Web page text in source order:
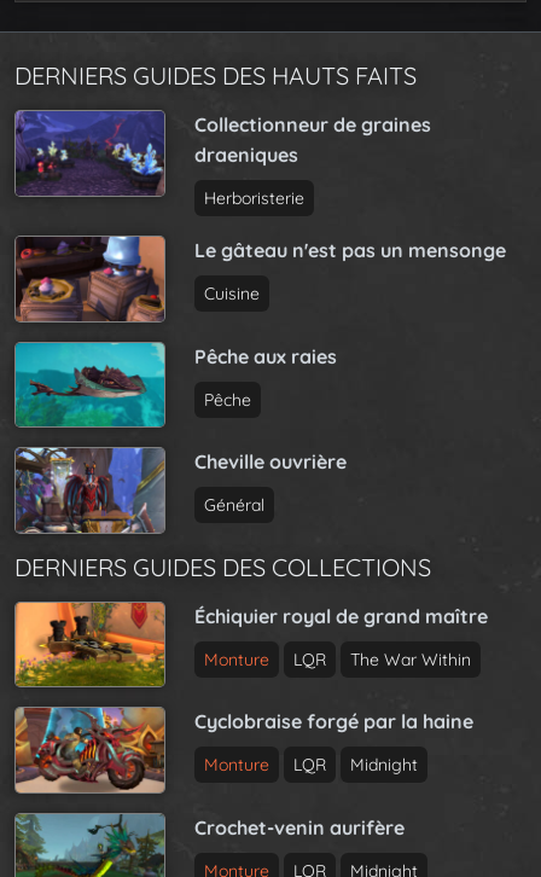
DERNIERS GUIDES DES HAUTS FAITS
Collectionneur de graines
draeniques
Herboristerie
Le gâteau n'est pas un mensonge
Cuisine
Pêche aux raies
Pêche
Cheville ouvrière
Général
DERNIERS GUIDES DES COLLECTIONS
Échiquier royal de grand maître
Monture LQR The War Within
Cyclobraise forgé par la haine
Monture LQR Midnight
Crochet-venin aurifère
Monture LQR Midnight